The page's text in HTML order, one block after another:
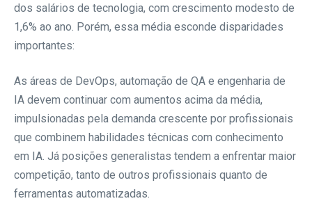
dos salários de tecnologia, com crescimento modesto de
1,6% ao ano. Porém, essa média esconde disparidades
importantes:
As áreas de DevOps, automação de QA e engenharia de
IA devem continuar com aumentos acima da média,
impulsionadas pela demanda crescente por profissionais
que combinem habilidades técnicas com conhecimento
em IA. Já posições generalistas tendem a enfrentar maior
competição, tanto de outros profissionais quanto de
ferramentas automatizadas.